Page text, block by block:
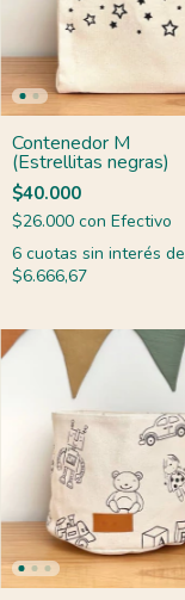
Contenedor M
(Estrellitas negras)
$40.000
$26.000 con Efectivo
6 cuotas sin interés de
$6.666,67